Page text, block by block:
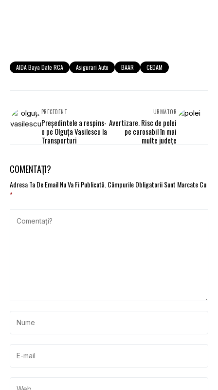
AIDA Baya Date RCA Asigurari Auto BAAR CEDAM
PRECEDENT
Preşedintele a respins-
o pe Olguţa Vasilescu la
Transporturi
URMĂTOR
Avertizare. Risc de polei
pe carosabil în mai
multe judeţe
COMENTAȚI?
Adresa Ta De Email Nu Va Fi Publicată.Câmpurile Obligatorii Sunt Marcate Cu
*